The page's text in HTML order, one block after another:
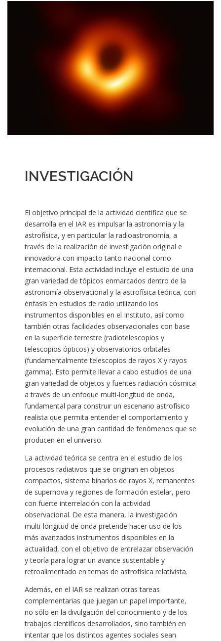
INVESTIGACIÓN
El objetivo principal de la actividad científica que se
desarrolla en el IAR es impulsar la astronomía y la
astrofísica, y en particular la radioastronomía, a
través de la realización de investigación original e
innovadora con impacto tanto nacional como
internacional. Esta actividad incluye el estudio de una
gran variedad de tópicos enmarcados dentro de la
astronomía observacional y la astrofísica teórica, con
énfasis en estudios de radio utilizando los
instrumentos disponibles en el Instituto, así como
también otras facilidades observacionales con base
en la superficie terrestre (radiotelescopios y
telescopios ópticos) y observatorios orbitales
(fundamentalmente telescopios de rayos X y rayos
gamma). Esto permite llevar a cabo estudios de una
gran variedad de objetos y fuentes radiación cósmica
a través de un enfoque multi-longitud de onda,
fundamental para construir un escenario astrofísico
realista que permita entender el comportamiento y
evolución de una gran cantidad de fenómenos que se
producen en el universo.
La actividad teórica se centra en el estudio de los
procesos radiativos que se originan en objetos
compactos, sistema binarios de rayos X, remanentes
de supernova y regiones de formación estelar, pero
con fuerte interrelación con la actividad
observacional. De esta manera, la investigación
multi-longitud de onda pretende hacer uso de los
más avanzados instrumentos disponibles en la
actualidad, con el objetivo de entrelazar observación
y teoría para lograr un avance sustentable y
retroalimentado en temas de astrofísica relativista.
Además, en el IAR se realizan otras tareas
complementarias que juegan un papel importante,
no sólo en la divulgación del conocimiento y de los
trabajos científicos desarrollados, sino también en
intentar que los distintos agentes sociales sean